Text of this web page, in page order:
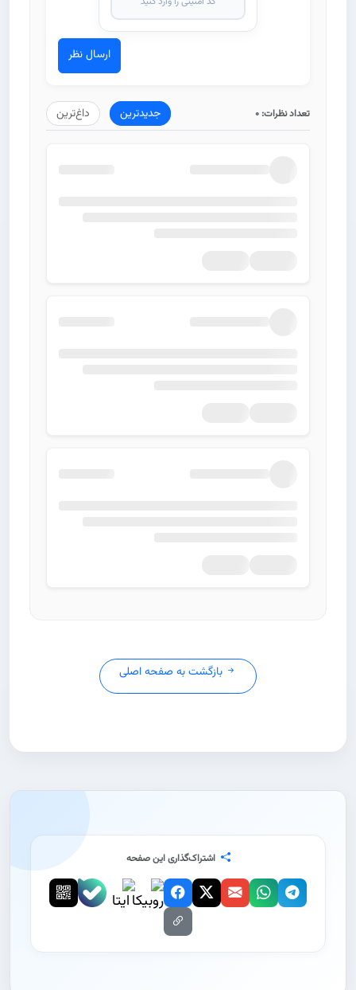
ارسال نظر
تعداد نظرات: 0 جدیدترین داغ‌ترین
بازگشت به صفحه اصلی
اشتراک‌گذاری این صفحه